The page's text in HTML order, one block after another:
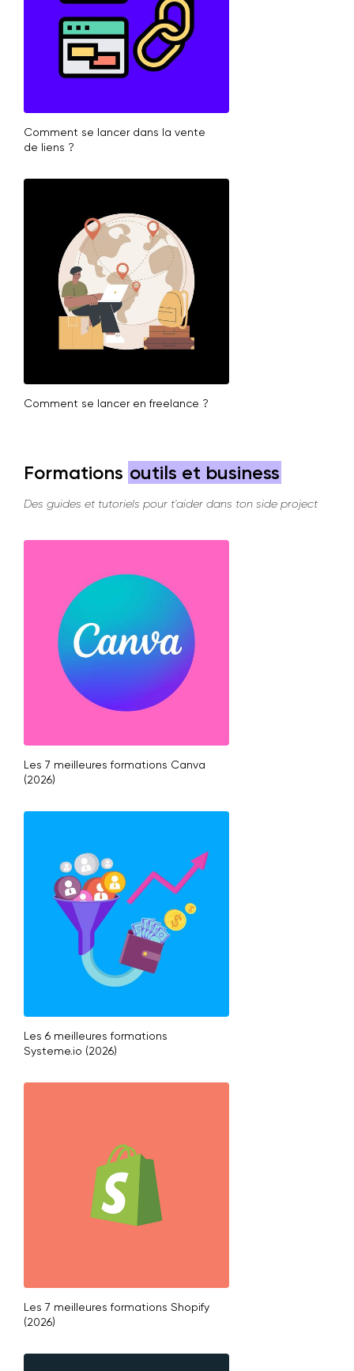
Comment se lancer dans la vente
de liens ?
Comment se lancer en freelance ?
Formations outils et business
Des guides et tutoriels pour t'aider dans ton side project
Voir plus
Les 7 meilleures formations Canva
(2026)
Les 6 meilleures formations
Systeme.io (2026)
Les 7 meilleures formations Shopify
(2026)